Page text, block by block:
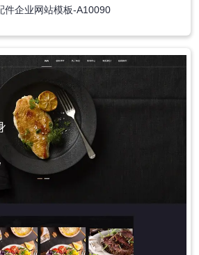
件企业网站模板-A10090